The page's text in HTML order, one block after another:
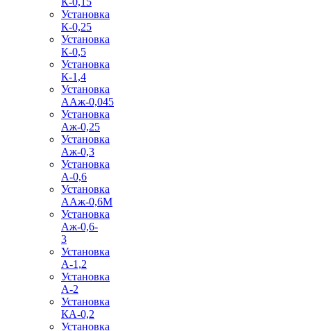
Установка
К-0,25
Установка
К-0,5
Установка
К-1,4
Установка
ААж-0,045
Установка
Аж-0,25
Установка
Аж-0,3
Установка
А-0,6
Установка
ААж-0,6М
Установка
Аж-0,6-
3
Установка
А-1,2
Установка
А-2
Установка
КА-0,2
Установка